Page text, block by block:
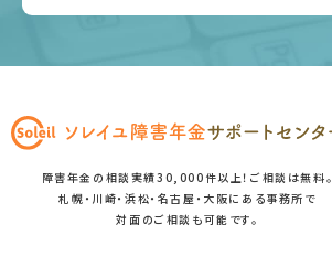
障害年金の相談実績30,000件以上！ご相談は無料。
札幌・川崎・浜松・名古屋・大阪にある事務所で
対面のご相談も可能です。